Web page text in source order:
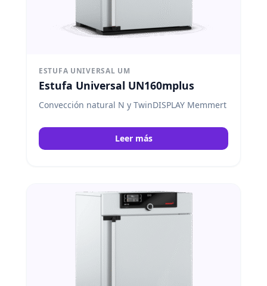
ESTUFA UNIVERSAL UM
Estufa Universal UN160mplus
Convección natural N y TwinDISPLAY Memmert
Leer más